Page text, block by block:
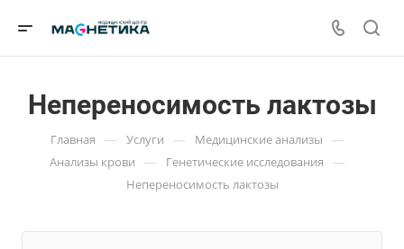
Непереносимость лактозы
Главная — Услуги — Медицинские анализы —
Анализы крови — Генетические исследования —
Непереносимость лактозы